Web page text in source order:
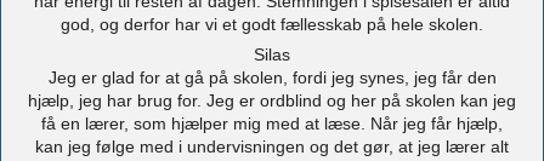
god, og derfor har vi et godt fællesskab på hele skolen.
Silas
Jeg er glad for at gå på skolen, fordi jeg synes, jeg får den
hjælp, jeg har brug for. Jeg er ordblind og her på skolen kan jeg
få en lærer, som hjælper mig med at læse. Når jeg får hjælp,
kan jeg følge med i undervisningen og det gør, at jeg lærer alt